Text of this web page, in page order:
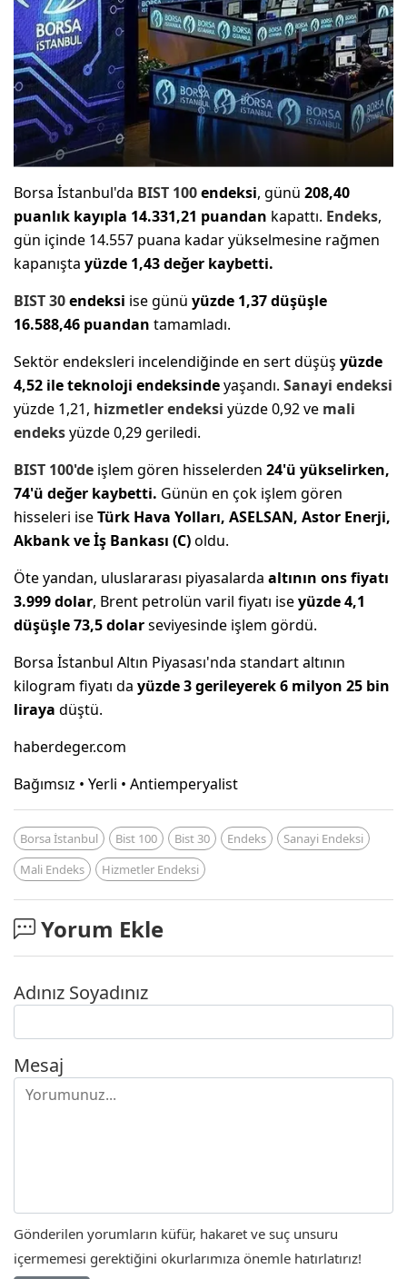
Borsa İstanbul'da BIST 100endeksi, günü 208,40
puanlık kayıpla 14.331,21 puandan kapattı. Endeks,
gün içinde 14.557 puana kadar yükselmesine rağmen
kapanışta yüzde 1,43 değer kaybetti.
BIST 30endeksi ise günü yüzde 1,37 düşüşle
16.588,46 puandan tamamladı.
Sektör endeksleri incelendiğinde en sert düşüş yüzde
4,52 ile teknoloji endeksindeyaşandı. Sanayi endeksi
yüzde 1,21, hizmetler endeksi yüzde 0,92 ve mali
endeksyüzde 0,29 geriledi.
BIST 100'de işlem gören hisselerden 24'ü yükselirken,
74'ü değer kaybetti. Günün en çok işlem gören
hisseleri iseTürk Hava Yolları, ASELSAN, Astor Enerji,
Akbank ve İş Bankası (C)oldu.
Öte yandan, uluslararası piyasalarda altının ons fiyatı
3.999 dolar, Brent petrolün varil fiyatı iseyüzde 4,1
düşüşle 73,5 dolarseviyesinde işlem gördü.
Borsa İstanbul Altın Piyasası'nda standart altının
kilogram fiyatı da yüzde 3 gerileyerek 6 milyon 25 bin
liraya düştü.
haberdeger.com
Bağımsız • Yerli • Antiemperyalist
Borsa İstanbul Bist 100 Bist 30 Endeks
Sanayi Endeksi
Mali Endeks
Hizmetler Endeksi
Yorum Ekle
Adınız Soyadınız
Mesaj
Gönderilen yorumların küfür, hakaret ve suç unsuru
içermemesi gerektiğini okurlarımıza önemle hatırlatırız!